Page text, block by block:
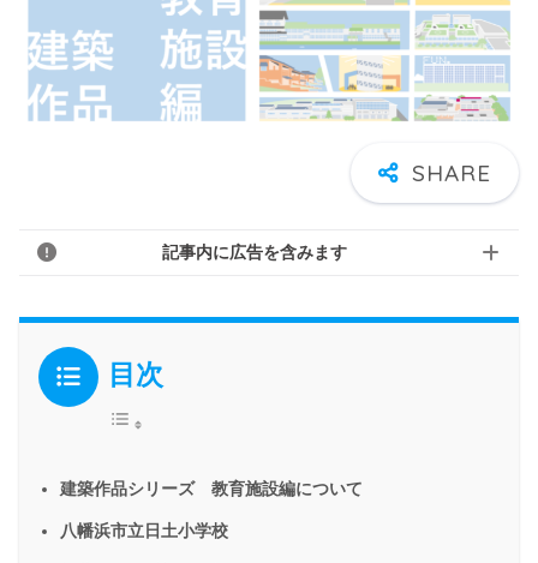
記事内に広告を含みます
目次
建築作品シリーズ 教育施設編について
八幡浜市立日土小学校